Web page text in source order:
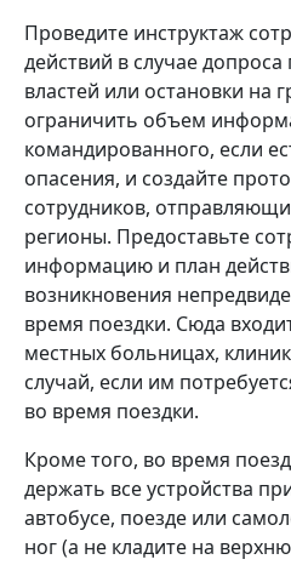
Проведите инструктаж
действий в случае
властей или остановки на
ограничить объем
командированного, если
опасения, и создайте
сотрудников,
регионы. Предоставьте
информацию и план
возникновения
время поездки. Сюда
местных больницах,
случай, если им
во время поездки.
Кроме того, во время
держать все устройства
автобусе, поезде или
ног (а не кладите на